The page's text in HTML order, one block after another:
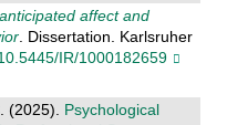
affect and
. Dissertation. Karlsruher
IR/1000182659
(2025). Psychological